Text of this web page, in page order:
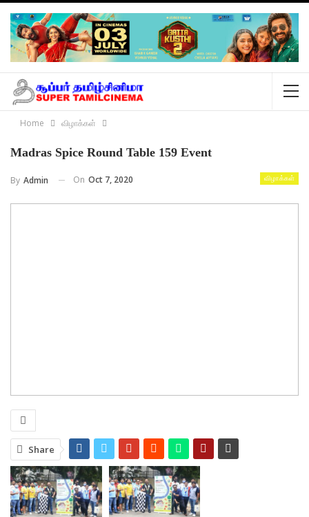
Home விழாக்கள்
Madras Spice Round Table 159 Event
விழாக்கள்
By Admin On Oct 7, 2020
Share